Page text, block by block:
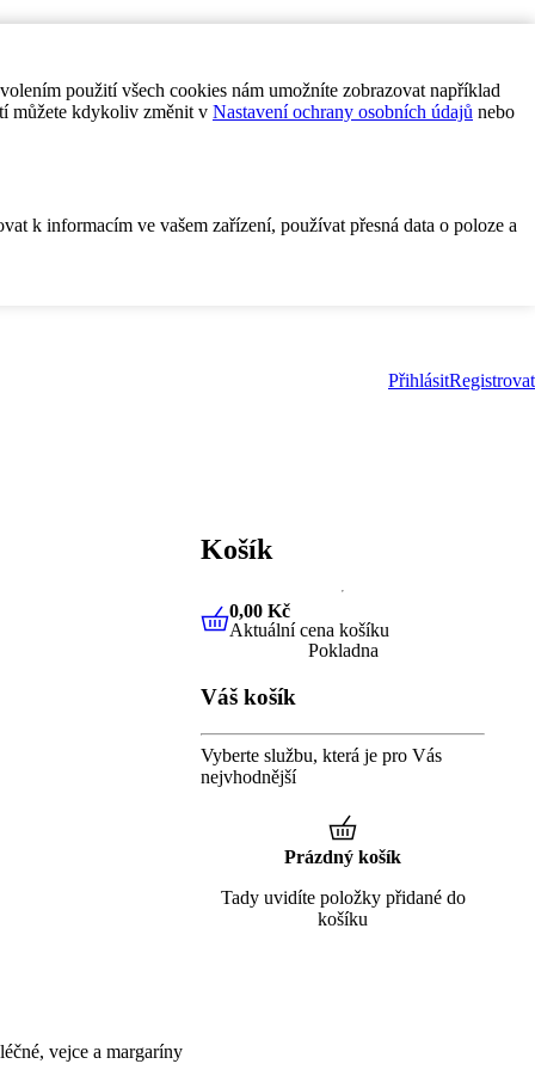
použití všech cookies nám umožníte zobrazovat například
můžete kdykoliv změnit v Nastavení ochrany osobních údajů nebo
k informacím ve vašem zařízení, používat přesná data o poloze a
PřihlásitRegistrovat
vejce a margaríny
Košík
0,00 KčAktuální cena košíku
0,00 Kč
Aktuální cena košíku
Pokladna
Váš košík
Vyberte službu, která je pro Vás
nejvhodnější
Prázdný košík
Tady uvidíte položky přidané do
košíku